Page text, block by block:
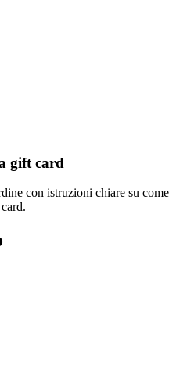
gift card
con istruzioni chiare su come